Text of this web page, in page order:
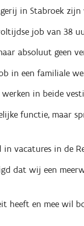
in Stabroek
job van 38
absoluut geen
in een familiale
in beide
functie, maar
in vacatures in de
dat wij een
heeft en mee wil